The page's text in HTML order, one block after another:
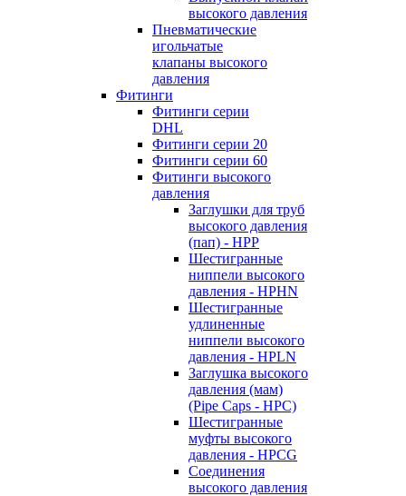
высокого давления
Пневматические
игольчатые
клапаны высокого
давления
Фитинги
Фитинги серии
DHL
Фитинги серии 20
Фитинги серии 60
Фитинги высокого
давления
Заглушки для труб
высокого давления
(пап) - HPP
Шестигранные
ниппели высокого
давления - HPHN
Шестигранные
удлиненные
ниппели высокого
давления - HPLN
Заглушка высокого
давления (мам)
(Pipe Caps - HPC)
Шестигранные
муфты высокого
давления - HPCG
Соединения
высокого давления